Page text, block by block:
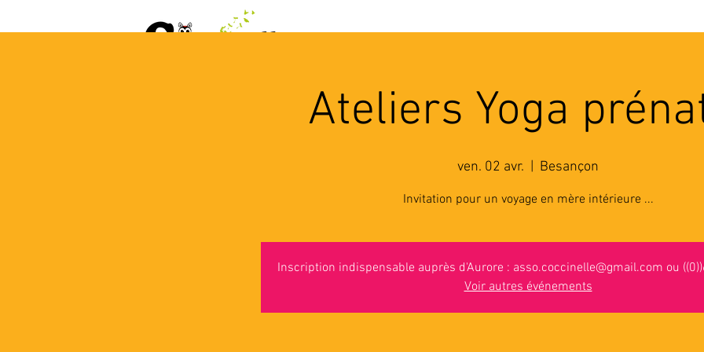
Ateliers Yoga
ven. 02 avr. Besançon
Invitation pour un voyage en mère intérieure ...
Inscription indispensable auprès d'Aurore : asso.coccinelle@gmail.com ou
Voir autres événements